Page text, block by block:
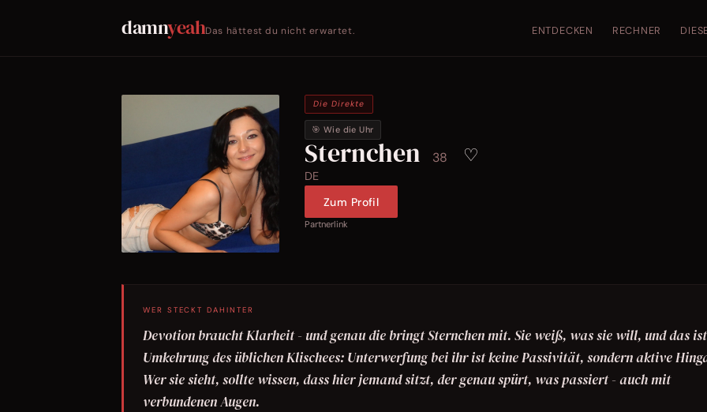
damnyeahDas hättest du nicht erwartet. ENTDECKEN RECHNER
Die Direkte
🎯 Wie die Uhr
Sternchen 38 ♡
DE
Zum Profil
Partnerlink
WER STECKT DAHINTER
Devotion braucht Klarheit - und genau die bringt Sternchen mit. Sie weiß, was sie will, und das
Umkehrung des üblichen Klischees: Unterwerfung bei ihr ist keine Passivität, sondern aktive
Wer sie sieht, sollte wissen, dass hier jemand sitzt, der genau spürt, was passiert - auch mit
verbundenen Augen.